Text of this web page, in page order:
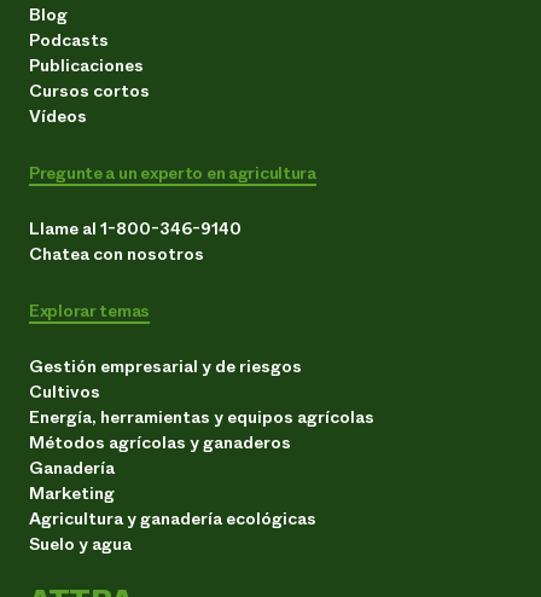
Blog
Podcasts
Publicaciones
Cursos cortos
Vídeos
Pregunte a un experto en agricultura
Llame al 1-800-346-9140
Chatea con nosotros
Explorar temas
Gestión empresarial y de riesgos
Cultivos
Energía, herramientas y equipos agrícolas
Métodos agrícolas y ganaderos
Ganadería
Marketing
Agricultura y ganadería ecológicas
Suelo y agua